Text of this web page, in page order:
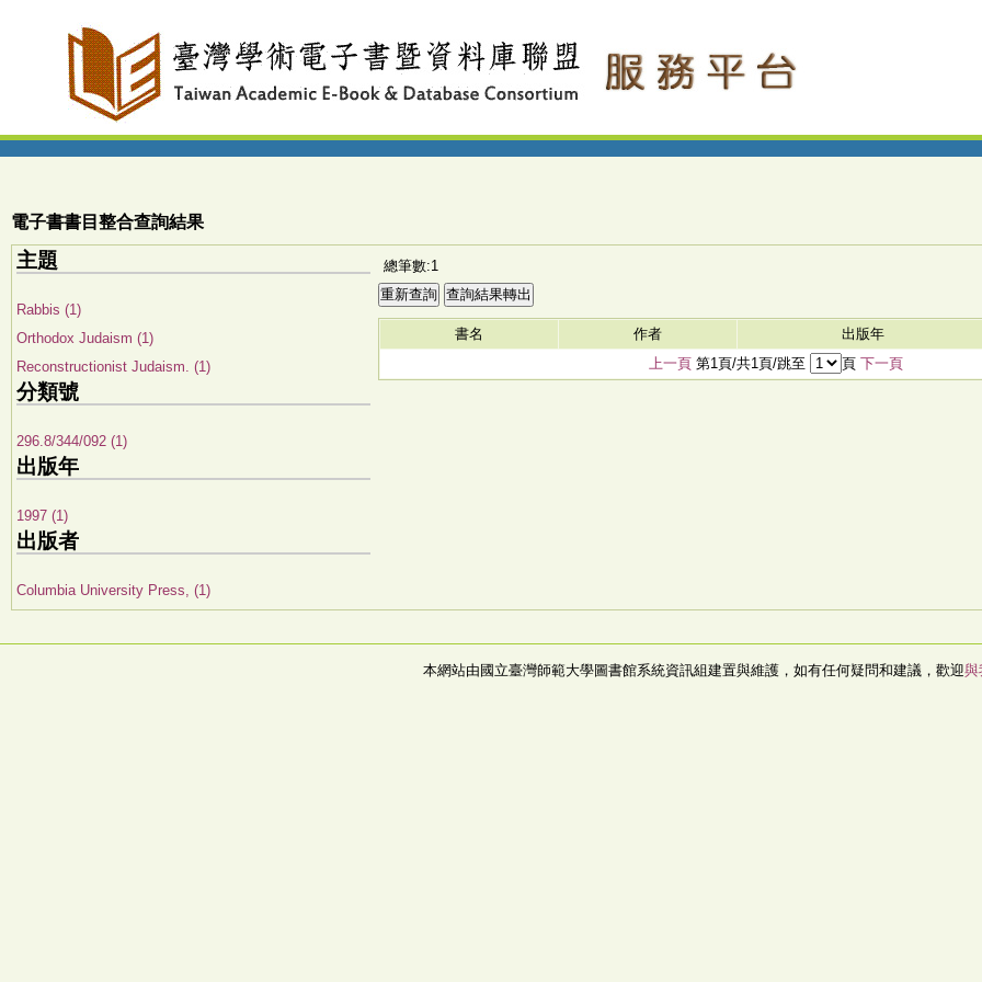
電子書書目整合查詢結果
主題
Rabbis (1)
Orthodox Judaism (1)
Reconstructionist Judaism. (1)
分類號
296.8/344/092 (1)
出版年
1997 (1)
出版者
Columbia University Press, (1)
總筆數:1
書名 作者 出版年
上一頁第1頁/共1頁/跳至 頁 下一頁
本網站由國立臺灣師範大學圖書館系統資訊組建置與維護，如有任何疑問和建議，歡迎與